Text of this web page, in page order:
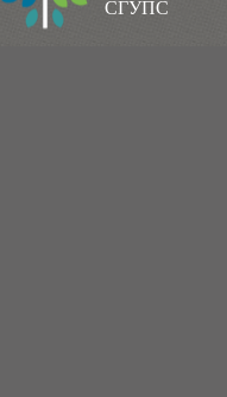
СГУПС